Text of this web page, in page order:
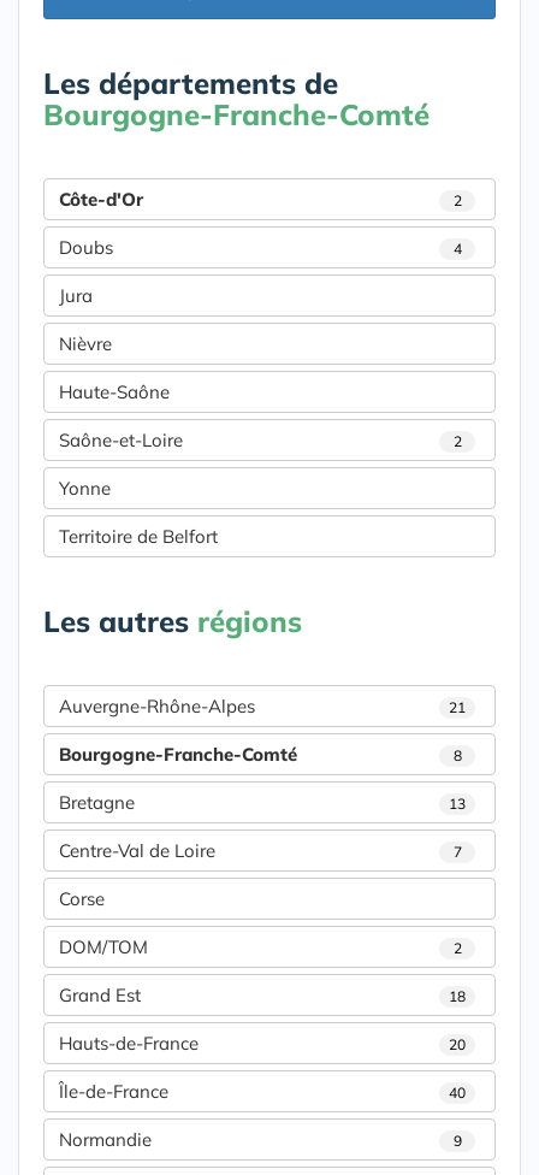
Les départements de
Bourgogne-Franche-Comté
Côte-d'Or 2
Doubs 4
Jura
Nièvre
Haute-Saône
Saône-et-Loire 2
Yonne
Territoire de Belfort
Les autres régions
Auvergne-Rhône-Alpes 21
Bourgogne-Franche-Comté 8
Bretagne 13
Centre-Val de Loire 7
Corse
DOM/TOM 2
Grand Est 18
Hauts-de-France 20
Île-de-France 40
Normandie 9